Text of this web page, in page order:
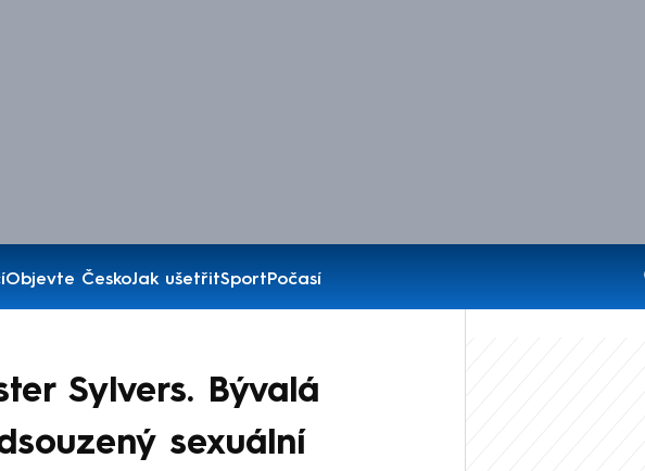
Objevte ČeskoJak ušetřitSportPočasí
Sylvers. Bývalá
sexuální